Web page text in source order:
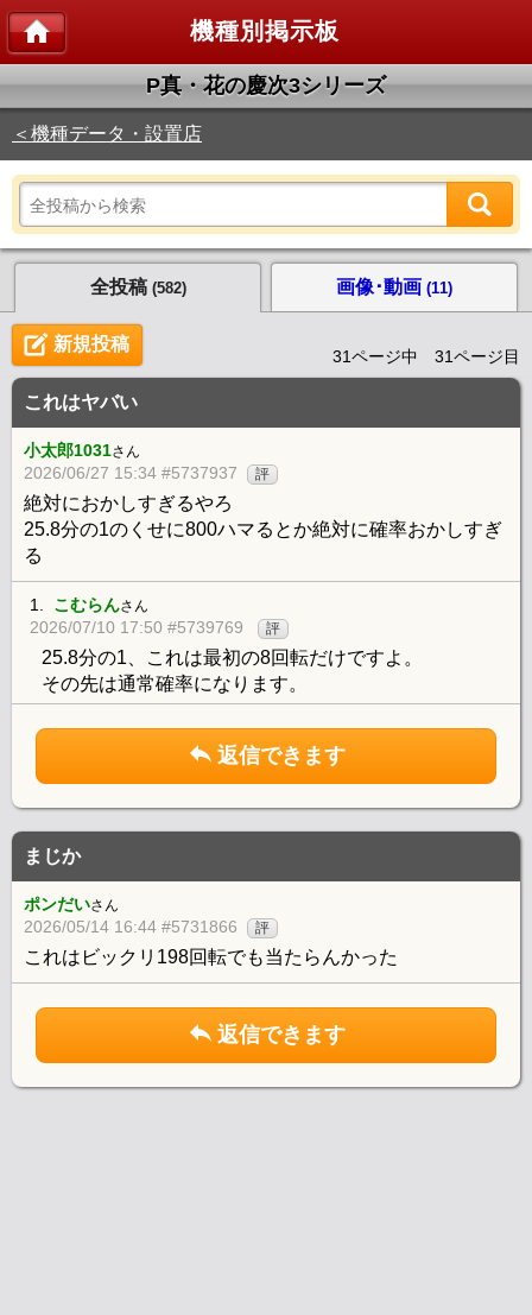
機種別掲示板
P真・花の慶次3シリーズ
＜機種データ・設置店
全投稿 (582) 画像･動画 (11)
新規投稿
31ページ中 31ページ目
これはヤバい
小太郎1031さん
2026/06/27 15:34 #5737937 評
絶対におかしすぎるやろ
25.8分の1のくせに800ハマるとか絶対に確率おかしすぎ
る
1. こむらんさん
2026/07/10 17:50 #5739769 評
25.8分の1、これは最初の8回転だけですよ。
その先は通常確率になります。
返信できます
まじか
ポンだいさん
2026/05/14 16:44 #5731866 評
これはビックリ198回転でも当たらんかった
返信できます